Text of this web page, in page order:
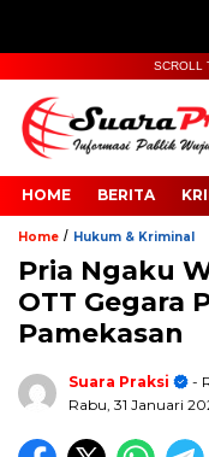
SCROLL
HOME BERITA
Home / Hukum & Kriminal
Pria Ngaku
OTT Gegara
Pamekasan
Suara Praksi
-
Rabu, 31 Januari